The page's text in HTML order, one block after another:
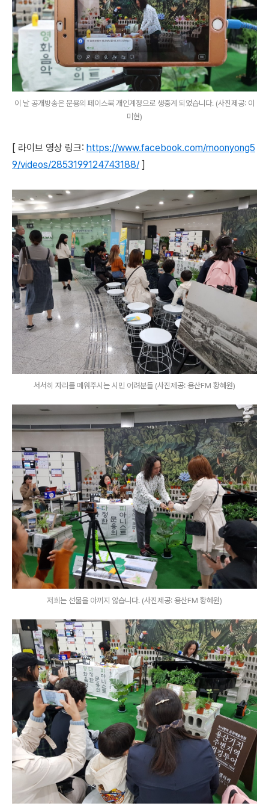
이 날 공개방송은 문용의 페이스북 개인계정으로 생중계 되었습니다. (사진제공: 이
미현)
[ 라이브 영상 링크: https://www.facebook.com/moonyong5
9/videos/2853199124743188/ ]
서서히 자리를 메워주시는 시민 어려분들 (사진제공: 용산FM 황혜원)
저희는 선물을 아끼지 않습니다. (사진제공: 용산FM 황혜원)